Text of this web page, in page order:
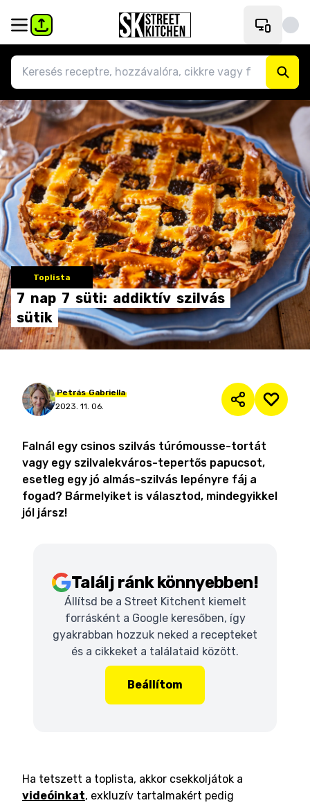
Toplista
7 nap 7 süti: addiktív szilvás
sütik
Petrás Gabriella
2023. 11. 06.
Falnál egy csinos szilvás túrómousse-tortát
vagy egy szilvalekváros-tepertős papucsot,
esetleg egy jó almás-szilvás lepényre fáj a
fogad? Bármelyiket is választod, mindegyikkel
jól jársz!
Találj ránk könnyebben!
Állítsd be a Street Kitchent kiemelt
forrásként a Google keresőben, így
gyakrabban hozzuk neked a recepteket
és a cikkeket a találataid között.
Beállítom
Ha tetszett a toplista, akkor csekkoljátok a
videóinkat, exkluzív tartalmakért pedig